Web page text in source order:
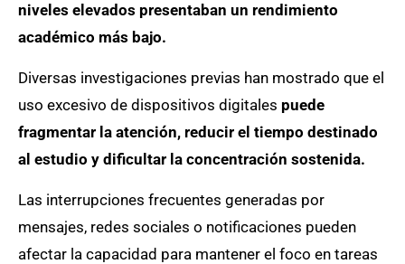
niveles elevados presentaban un rendimiento
académico más bajo.
Diversas investigaciones previas han mostrado que el
uso excesivo de dispositivos digitales puede
fragmentar la atención, reducir el tiempo destinado
al estudio y dificultar la concentración sostenida.
Las interrupciones frecuentes generadas por
mensajes, redes sociales o notificaciones pueden
afectar la capacidad para mantener el foco en tareas